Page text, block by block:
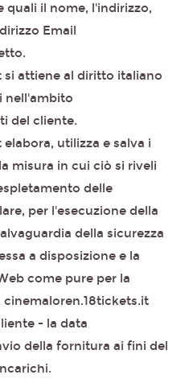
quali il nome, l'indirizzo,
Email
attiene al diritto italiano
nell'ambito
del cliente.
utilizza e salva i
misura in cui ciò si riveli
delle
per l'esecuzione della
della sicurezza
a disposizione e la
come pure per la
- la data
della fornitura ai fini del